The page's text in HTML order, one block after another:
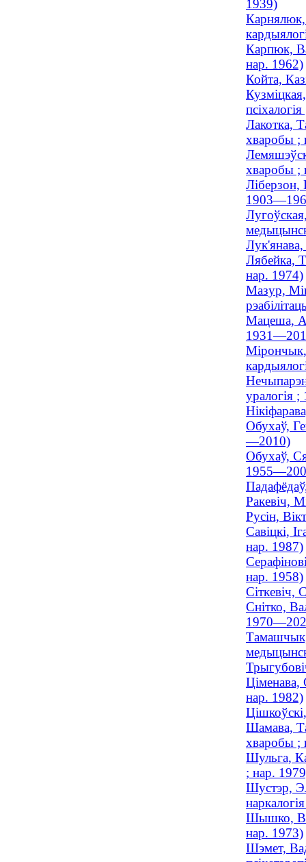
1939)
Карнялюк,
Карпюк,
нар. 1962)
Койта,
Лакотка,
хваробы ;
хваробы ;
Ліберзон,
Лук'янава,
Лябейка,
нар. 1974)
Мазур,
Мацеша,
Мірончык,
уралогія
Обухаў,
—2010)
Обухаў,
Ракевіч,
Русін,
Савіцкі,
нар. 1987)
нар. 1958)
Сіткевіч,
Снітко,
Тамашчык,
Ціменава,
нар. 1982)
Шамава,
хваробы ;
Шульга,
; нар.
Шустэр,
Шышко,
нар. 1973)
Шэмет,